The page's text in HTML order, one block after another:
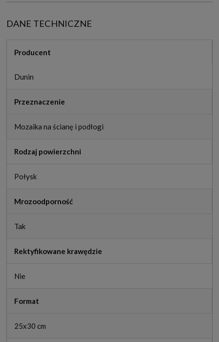
DANE TECHNICZNE
Producent
Dunin
Przeznaczenie
Mozaika na ścianę i podłogi
Rodzaj powierzchni
Połysk
Mrozoodporność
Tak
Rektyfikowane krawędzie
Nie
Format
25x30 cm